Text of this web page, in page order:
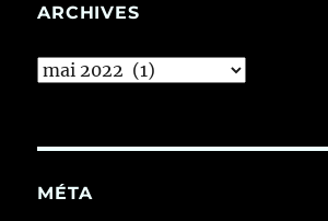
ARCHIVES
Archives
MÉTA